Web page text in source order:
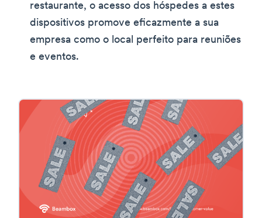
restaurante, o acesso dos hóspedes a estes
dispositivos promove eficazmente a sua
empresa como o local perfeito para reuniões
e eventos.